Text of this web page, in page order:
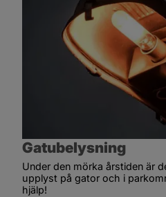
Gatubelysning
Under den mörka årstiden är
upplyst på gator och i
hjälp!